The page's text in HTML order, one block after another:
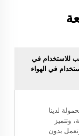
للاستخدام في
في الهواء
لدينا
وتتميز
بدون